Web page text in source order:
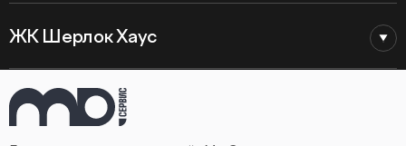
ЖК Шерлок Хаус